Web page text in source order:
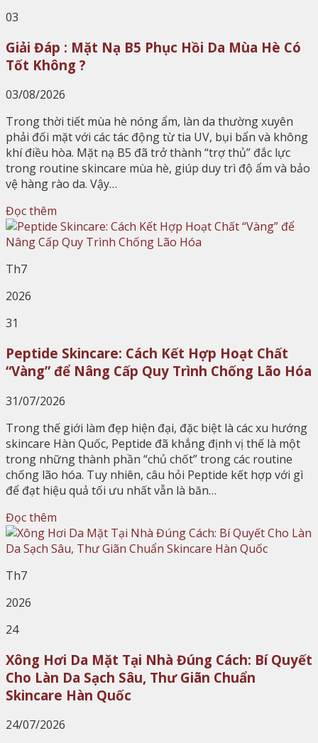
03
Giải Đáp : Mặt Nạ B5 Phục Hồi Da Mùa Hè Có
Tốt Không ?
03/08/2026
Trong thời tiết mùa hè nóng ẩm, làn da thường xuyên
phải đối mặt với các tác động từ tia UV, bụi bẩn và không
khí điều hòa. Mặt nạ B5 đã trở thành “trợ thủ” đắc lực
trong routine skincare mùa hè, giúp duy trì độ ẩm và bảo
vệ hàng rào da. Vậy…
Đọc thêm
Th7
2026
31
Peptide Skincare: Cách Kết Hợp Hoạt Chất
“Vàng” để Nâng Cấp Quy Trình Chống Lão Hóa
31/07/2026
Trong thế giới làm đẹp hiện đại, đặc biệt là các xu hướng
skincare Hàn Quốc, Peptide đã khẳng định vị thế là một
trong những thành phần “chủ chốt” trong các routine
chống lão hóa. Tuy nhiên, câu hỏi Peptide kết hợp với gì
để đạt hiệu quả tối ưu nhất vẫn là băn…
Đọc thêm
Th7
2026
24
Xông Hơi Da Mặt Tại Nhà Đúng Cách: Bí Quyết
Cho Làn Da Sạch Sâu, Thư Giãn Chuẩn
Skincare Hàn Quốc
24/07/2026